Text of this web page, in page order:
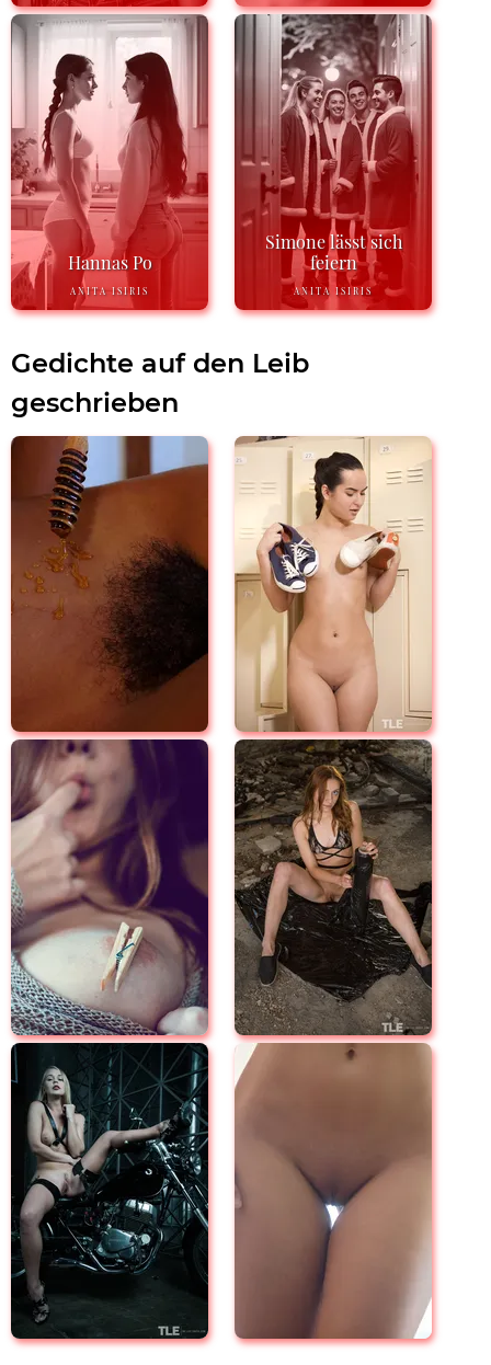
Hannas Po
ANITA ISIRIS
Simone lässt sich
feiern
ANITA ISIRIS
Gedichte auf den Leib
geschrieben